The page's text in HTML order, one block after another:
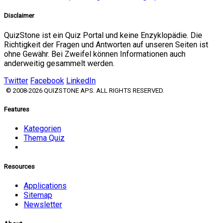
Disclaimer
QuizStone ist ein Quiz Portal und keine Enzyklopädie. Die
Richtigkeit der Fragen und Antworten auf unseren Seiten ist
ohne Gewähr. Bei Zweifel können Informationen auch
anderweitig gesammelt werden.
Twitter Facebook LinkedIn
© 2008-2026 QUIZSTONE APS. ALL RIGHTS RESERVED.
Features
Kategorien
Thema Quiz
Resources
Applications
Sitemap
Newsletter